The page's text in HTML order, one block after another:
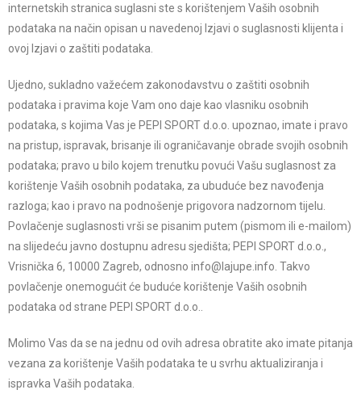
internetskih stranica suglasni ste s korištenjem Vaših osobnih
podataka na način opisan u navedenoj Izjavi o suglasnosti klijenta i
ovoj Izjavi o zaštiti podataka.
Ujedno, sukladno važećem zakonodavstvu o zaštiti osobnih
podataka i pravima koje Vam ono daje kao vlasniku osobnih
podataka, s kojima Vas je PEPI SPORT d.o.o. upoznao, imate i pravo
na pristup, ispravak, brisanje ili ograničavanje obrade svojih osobnih
podataka; pravo u bilo kojem trenutku povući Vašu suglasnost za
korištenje Vaših osobnih podataka, za ubuduće bez navođenja
razloga; kao i pravo na podnošenje prigovora nadzornom tijelu.
Povlačenje suglasnosti vrši se pisanim putem (pismom ili e-mailom)
na slijedeću javno dostupnu adresu sjedišta; PEPI SPORT d.o.o.,
Vrisnička 6, 10000 Zagreb, odnosno info@lajupe.info. Takvo
povlačenje onemogućit će buduće korištenje Vaših osobnih
podataka od strane PEPI SPORT d.o.o..
Molimo Vas da se na jednu od ovih adresa obratite ako imate pitanja
vezana za korištenje Vaših podataka te u svrhu aktualiziranja i
ispravka Vaših podataka.